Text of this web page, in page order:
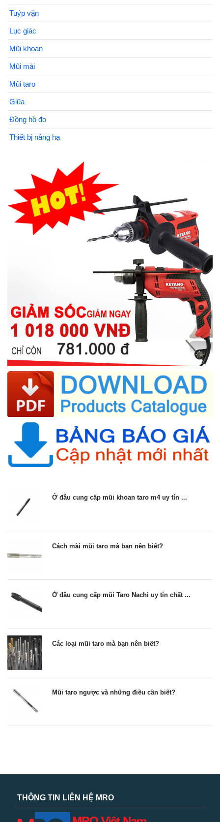
Tuýp vặn
Lục giác
Mũi khoan
Mũi mài
Mũi taro
Giũa
Đồng hồ đo
Thiết bị nâng hạ
Ở đâu cung cấp mũi khoan taro m4 uy tín ...
Cách mài mũi taro mà bạn nên biết?
Ở đâu cung cấp mũi Taro Nachi uy tín chất ...
Các loại mũi taro mà bạn nên biết?
Mũi taro ngược và những điều cần biết?
THÔNG TIN LIÊN HỆ MRO